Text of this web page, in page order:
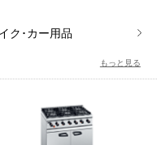
ク･カー用品
もっと見る